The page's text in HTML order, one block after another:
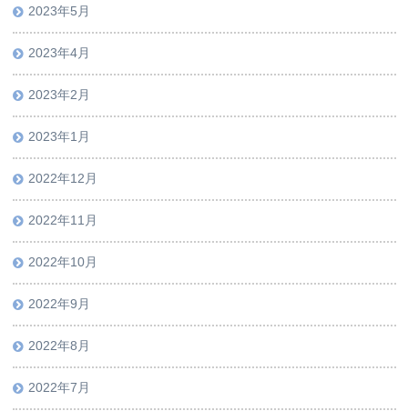
2023年5月
2023年4月
2023年2月
2023年1月
2022年12月
2022年11月
2022年10月
2022年9月
2022年8月
2022年7月